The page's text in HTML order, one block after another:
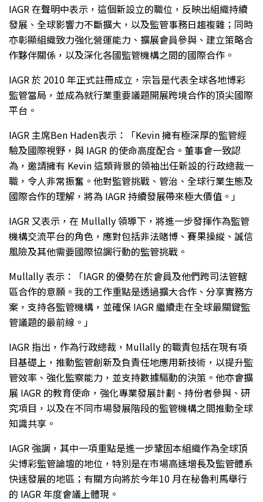
IAGR 在聲明中表示，這個新設立的職位，反映出組織持續
發展、全球影響力不斷擴大，以及監管事務日趨複雜；同時
亦彰顯組織致力強化營運能力、擴展會員參與、建立策略合
作夥伴關係，以及深化各國監管機構之間的國際合作。
IAGR 於 2010 年正式註冊成立，宗旨是代表全球各地博彩
監管當局，並成為就行業重要議題開展跨境合作的頂尖國際
平台。
IAGR 主席Ben Haden表示：「Kevin 擁有極深厚的監管經
驗及國際視野，與 IAGR 的使命高度配合。董事會一致認
為，邀請擁有 Kevin 這類背景的領袖出任新設的行政總裁一
職，令人非常振奮。他對監管挑戰、管治、全球行業生態及
國際合作的理解，將為 IAGR 持續發展帶來極大價值。」
IAGR 又表示，在 Mullally 領導下，將進一步發揮作為監管
機構交流平台的角色，應對包括非法賭博、賽果操縱、誠信
風險及其他需要國際協調行動的監管挑戰。
Mullally 表示：「IAGR 的優勢在於會員及他們跨司法管轄
區合作的意願。我的工作重點是透過擴大合作、分享實務方
案，支持各監管機構，並確保 IAGR 繼續走在全球最關鍵監
管議題的最前線。」
IAGR 指出，作為行政總裁，Mullally 的職責包括在現有項
目基礎上，推動監管創新及負責任地應用新技術，以提升監
管效率、強化監察能力，並支持數據驅動的決策。他亦會擴
展 IAGR 的教育使命，強化專業發展計劃、持份者參與、研
究項目，以及在不同市場發展階段的監管機構之間推動全球
知識共享。
IAGR 強調，其中一項重點是進一步鞏固本組織作為全球頂
尖博彩監管論壇的地位，特別是在市場高速增長及監管體系
快速發展的地區；有關方向將於今年10 月在秘魯利馬舉行
的 IAGR 年度會議上體現。